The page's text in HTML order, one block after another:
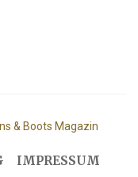
& Boots Magazin
IMPRESSUM